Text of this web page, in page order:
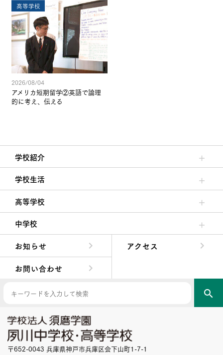
高等学校
2026/08/04
アメリカ短期留学②英語で論理
的に考え、伝える
学校紹介
理事長/学園長メッセージ
安心して任せられる学校
沿革
施設・設備
大学合格実績
学校生活
クラブ活動・生徒会活動
夙川ブログ
制服紹介
夙川カレンダー
高等学校
高校校長からの挨拶
高校の教育方針／特色
特進コース／進学コース
年間行事
先輩たちの声・生徒たちの声
中学校
中学校長からの挨拶
中学校の教育方針／特色
Aコース／Bコース
年間行事
先輩たちの声・生徒たちの声
お知らせ
アクセス
お問い合わせ
search
〒652-0043 兵庫県神戸市兵庫区会下山町1-7-1